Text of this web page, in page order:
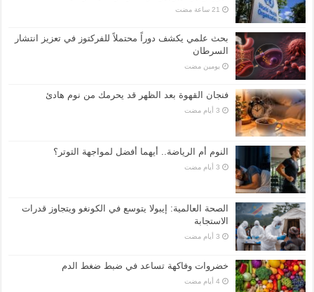
بحث علمي يكشف دوراً محتملاً للفركتوز في تعزيز انتشار
السرطان
‏يومين مضت
فنجان القهوة بعد الظهر قد يحرمك من نوم هادئ
النوم أم الرياضة.. أيهما أفضل لمواجهة التوتر؟
الصحة العالمية: إيبولا يتوسع في الكونغو ويتجاوز قدرات
الاستجابة
خضروات وفاكهة تساعد في ضبط ضغط الدم